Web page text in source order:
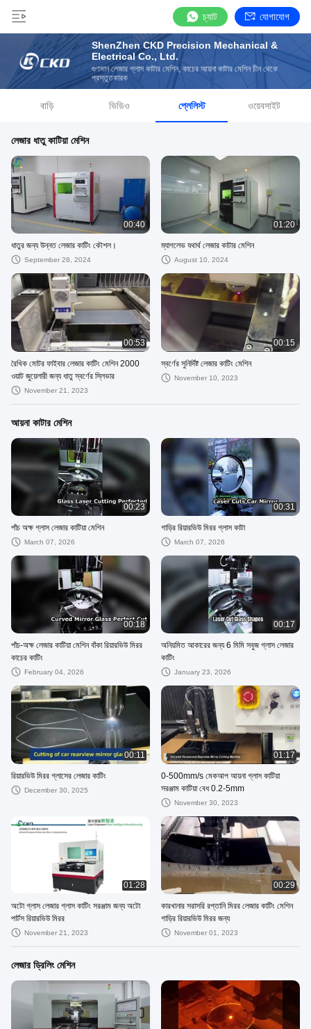
চ্যাট যোগাযোগ
ShenZhen CKD Precision Mechanical &
Electrical Co., Ltd.
গুণমান লেজার গ্লাস কাটার মেশিন, কাচের আয়না কাটার মেশিন চীন থেকে
প্রস্তুতকারক
বাড়ি ভিডিও প্লেলিস্ট ওয়েবসাইট
লেজার ধাতু কাটিয়া মেশিন
00:40
ধাতুর জন্য উন্নত লেজার কাটিং কৌশল।
September 28, 2024
01:20
ম্যাগলেভ যথার্থ লেজার কাটার মেশিন
August 10, 2024
00:53
রৈখিক মোটর ফাইবার লেজার কাটিং মেশিন 2000
ওয়াট জুয়েলারী জন্য ধাতু স্বর্ণের স্লিভার
November 21, 2023
00:15
স্বর্ণের সুনির্দিষ্ট লেজার কাটিং মেশিন
November 10, 2023
আয়না কাটার মেশিন
00:23
পাঁচ অক্ষ গ্লাস লেজার কাটিয়া মেশিন
March 07, 2026
00:31
গাড়ির রিয়ারভিউ মিরর গ্লাস কাটা
March 07, 2026
00:18
পাঁচ-অক্ষ লেজার কাটিয়া মেশিন বাঁকা রিয়ারভিউ মিরর
কাচের কাটিং
February 04, 2026
00:17
অনিয়মিত আকারের জন্য 6 মিমি সবুজ গ্লাস লেজার
কাটিং
January 23, 2026
00:11
রিয়ারভিউ মিরর গ্লাসের লেজার কাটিং
December 30, 2025
01:17
0-500mm/s মেকআপ আয়না গ্লাস কাটিয়া
সরঞ্জাম কাটিয়া বেধ 0.2-5mm
November 30, 2023
01:28
অটো গ্লাস লেজার গ্লাস কাটিং সরঞ্জাম জন্য অটো
পার্টস রিয়ারভিউ মিরর
November 21, 2023
00:29
কারখানার সরাসরি রপ্তানি মিরর লেজার কাটিং মেশিন
গাড়ির রিয়ারভিউ মিরর জন্য
November 01, 2023
লেজার ড্রিলিং মেশিন